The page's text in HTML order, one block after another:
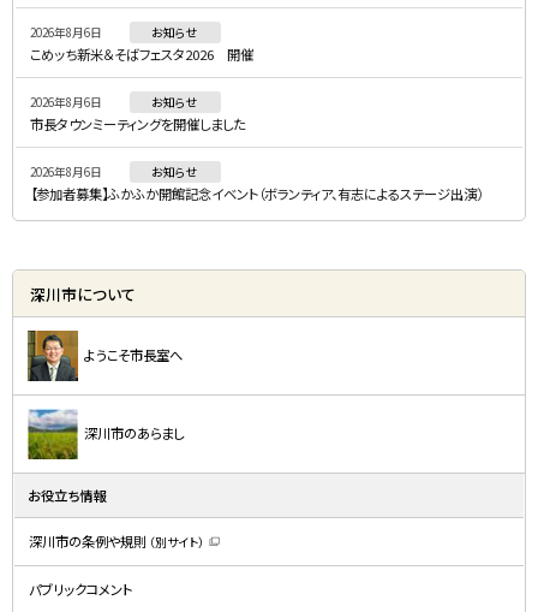
ニ
ュ
ー
2026年8月6日 お知らせ
こめッち新米＆そばフェスタ2026 開催
2026年8月6日 お知らせ
市長タウンミーティングを開催しました
2026年8月6日 お知らせ
【参加者募集】ふかふか開館記念イベント（ボランティア、有志によるステージ出演）
深川市について
ようこそ市長室へ
深川市のあらまし
お役立ち情報
深川市の条例や規則 （別サイト）
新
パブリックコメント